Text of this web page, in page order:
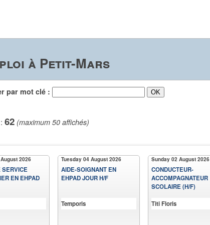
à Petit-Mars
par mot clé :
62 (maximum 50 affichés)
2026
SERVICE
EN EHPAD
Tuesday 04 August 2026
AIDE-SOIGNANT EN
EHPAD JOUR H/F
Temporis
Sunday 02 August 2026
CONDUCTEUR-
ACCOMPAGNATEUR
SCOLAIRE (H/F)
Titi Floris